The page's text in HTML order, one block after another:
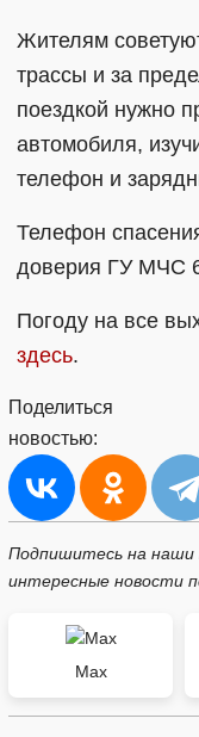
Жителям
трассы и за
поездкой нужно
автомобиля,
телефон и
Телефон
доверия ГУ МЧС
Погоду на все
здесь.
Поделиться
новостью:
Подпишитесь на наши
интересные новости
Max